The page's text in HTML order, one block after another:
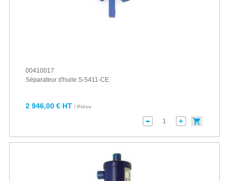
00410017
Séparateur d'huile S-5411-CE
2 946,00 € HT / Pièce